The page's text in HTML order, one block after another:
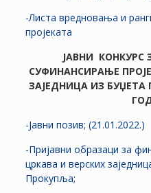
-Листа вредновања и
пројеката
ЈАВНИ КОНКУРС
СУФИНАНСИРАЊЕ
ЗАЈЕДНИЦА ИЗ БУЏЕТА
-Јавни позив; (21.01.2022.)
-Пријавни образаци за
цркава и верских
Прокупља;